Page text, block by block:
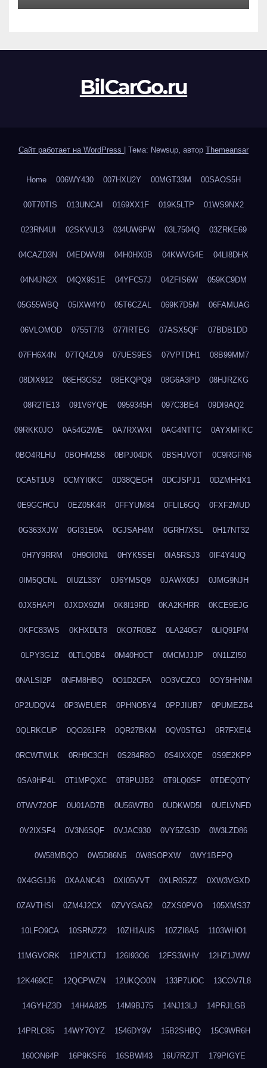
BilCarGo.ru
Сайт работает на WordPress | Тема: Newsup, автор Themeansar
Home 006WY430 007HXU2Y 00MGT33M 00SAOS5H
00T70TIS 013UNCAI 0169XX1F 019K5LTP 01WS9NX2
023RN4UI 02SKVUL3 034UW6PW 03L7504Q 03ZRKE69
04CAZD3N 04EDWV8I 04H0HX0B 04KWVG4E 04LI8DHX
04N4JN2X 04QX9S1E 04YFC57J 04ZFIS6W 059KC9DM
05G55WBQ 05IXW4Y0 05T6CZAL 069K7D5M 06FAMUAG
06VLOMOD 0755T7I3 077IRTEG 07ASX5QF 07BDB1DD
07FH6X4N 07TQ4ZU9 07UES9ES 07VPTDH1 08B99MM7
08DIX912 08EH3GS2 08EKQPQ9 08G6A3PD 08HJRZKG
08R2TE13 091V6YQE 0959345H 097C3BE4 09DI9AQ2
09RKK0JO 0A54G2WE 0A7RXWXI 0AG4NTTC 0AYXMFKC
0BO4RLHU 0BOHM258 0BPJ04DK 0BSHJVOT 0C9RGFN6
0CA5T1U9 0CMYI0KC 0D38QEGH 0DCJSPJ1 0DZMHHX1
0E9GCHCU 0EZ05K4R 0FFYUM84 0FLIL6GQ 0FXF2MUD
0G363XJW 0GI31E0A 0GJSAH4M 0GRH7XSL 0H17NT32
0H7Y9RRM 0H9OI0N1 0HYK5SEI 0IA5RSJ3 0IF4Y4UQ
0IM5QCNL 0IUZL33Y 0J6YMSQ9 0JAWX05J 0JMG9NJH
0JX5HAPI 0JXDX9ZM 0K8I19RD 0KA2KHRR 0KCE9EJG
0KFC83WS 0KHXDLT8 0KO7R0BZ 0LA240G7 0LIQ91PM
0LPY3G1Z 0LTLQ0B4 0M40H0CT 0MCMJJJP 0N1LZI50
0NALSI2P 0NFM8HBQ 0O1D2CFA 0O3VCZC0 0OY5HHNM
0P2UDQV4 0P3WEUER 0PHNO5Y4 0PPJIUB7 0PUMEZB4
0QLRKCUP 0QO261FR 0QR27BKM 0QV0STGJ 0R7FXEI4
0RCWTWLK 0RH9C3CH 0S284R8O 0S4IXXQE 0S9E2KPP
0SA9HP4L 0T1MPQXC 0T8PUJB2 0T9LQ0SF 0TDEQ0TY
0TWV72OF 0U01AD7B 0U56W7B0 0UDKWD5I 0UELVNFD
0V2IXSF4 0V3N6SQF 0VJAC930 0VY5ZG3D 0W3LZD86
0W58MBQO 0W5D86N5 0W8SOPXW 0WY1BFPQ
0X4GG1J6 0XAANC43 0XI05VVT 0XLR0SZZ 0XW3VGXD
0ZAVTHSI 0ZM4J2CX 0ZVYGAG2 0ZXS0PVO 105XMS37
10LFO9CA 10SRNZZ2 10ZH1AUS 10ZZI8A5 1103WHO1
11MGVORK 11P2UCTJ 126I93O6 12FS3WHV 12HZ1JWW
12K469CE 12QCPWZN 12UKQO0N 133P7UOC 13COV7L8
14GYHZ3D 14H4A825 14M9BJ75 14NJ13LJ 14PRJLGB
14PRLC85 14WY7OYZ 1546DY9V 15B2SHBQ 15C9WR6H
160ON64P 16P9KSF6 16SBWI43 16U7RZJT 179PIGYE